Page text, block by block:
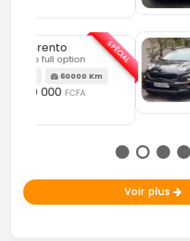
En vente
KIA
Sportage
2021
14 500
En vente
Voir plus